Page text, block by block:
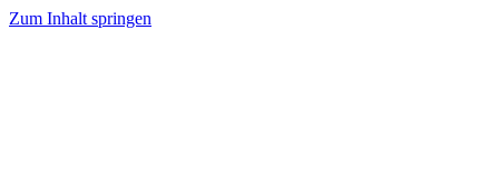
Zum Inhalt springen